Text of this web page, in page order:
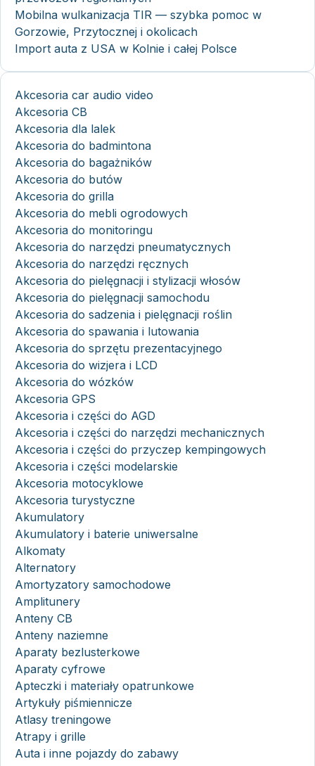
Mobilna wulkanizacja TIR — szybka pomoc w
Gorzowie, Przytocznej i okolicach
Import auta z USA w Kolnie i całej Polsce
Akcesoria car audio video
Akcesoria CB
Akcesoria dla lalek
Akcesoria do badmintona
Akcesoria do bagażników
Akcesoria do butów
Akcesoria do grilla
Akcesoria do mebli ogrodowych
Akcesoria do monitoringu
Akcesoria do narzędzi pneumatycznych
Akcesoria do narzędzi ręcznych
Akcesoria do pielęgnacji i stylizacji włosów
Akcesoria do pielęgnacji samochodu
Akcesoria do sadzenia i pielęgnacji roślin
Akcesoria do spawania i lutowania
Akcesoria do sprzętu prezentacyjnego
Akcesoria do wizjera i LCD
Akcesoria do wózków
Akcesoria GPS
Akcesoria i części do AGD
Akcesoria i części do narzędzi mechanicznych
Akcesoria i części do przyczep kempingowych
Akcesoria i części modelarskie
Akcesoria motocyklowe
Akcesoria turystyczne
Akumulatory
Akumulatory i baterie uniwersalne
Alkomaty
Alternatory
Amortyzatory samochodowe
Amplitunery
Anteny CB
Anteny naziemne
Aparaty bezlusterkowe
Aparaty cyfrowe
Apteczki i materiały opatrunkowe
Artykuły piśmiennicze
Atlasy treningowe
Atrapy i grille
Auta i inne pojazdy do zabawy